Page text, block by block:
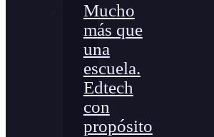
Mucho
más que
una
escuela.
Edtech
con
propósito